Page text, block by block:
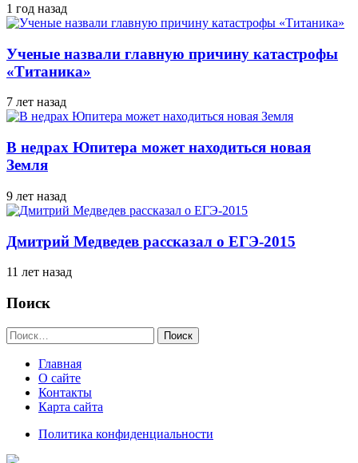
1 год назад
Ученые назвали главную причину катастрофы
«Титаника»
7 лет назад
В недрах Юпитера может находиться новая
Земля
9 лет назад
Дмитрий Медведев рассказал о ЕГЭ-2015
11 лет назад
Поиск
Найти:
Главная
О сайте
Контакты
Карта сайта
Политика конфиденциальности